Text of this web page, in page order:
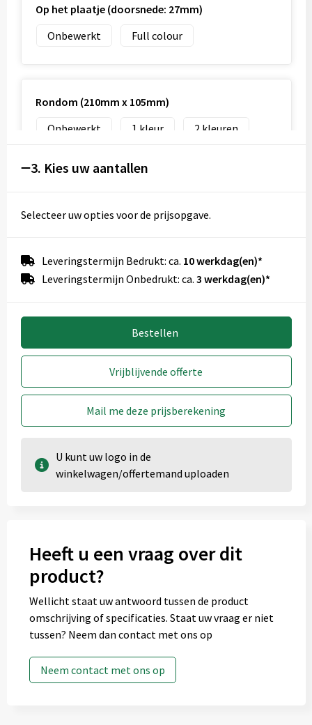
Op het plaatje (doorsnede: 27mm)
Onbewerkt
Full colour
Rondom (210mm x 105mm)
Onbewerkt
1
2
3. Kies uw aantallen
Selecteer uw opties voor de prijsopgave.
Leveringstermijn Bedrukt: ca. 10 werkdag(en)*
Leveringstermijn Onbedrukt: ca. 3 werkdag(en)*
Bestellen
Vrijblijvende offerte
Mail me deze prijsberekening
U kunt uw logo in de
winkelwagen/offertemand uploaden
Heeft u een vraag over dit
product?
Wellicht staat uw antwoord tussen de product
omschrijving of specificaties. Staat uw vraag er niet
tussen? Neem dan contact met ons op
Neem contact met ons op